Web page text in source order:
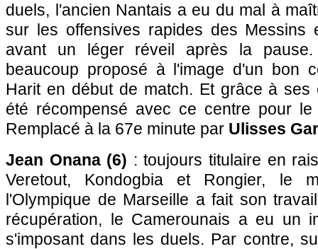
duels, l'ancien Nantais a eu du mal à
sur les offensives rapides des Messins
avant un léger réveil après la
beaucoup proposé à l'image d'un bon
Harit en début de match. Et grâce à ses
été récompensé avec ce centre pour
Remplacé à la 67e minute par Ulisses
Jean Onana (6) : toujours titulaire en
Veretout, Kondogbia et Rongier, le
l'Olympique de Marseille a fait son
récupération, le Camerounais a eu un
s'imposant dans les duels. Par contre,